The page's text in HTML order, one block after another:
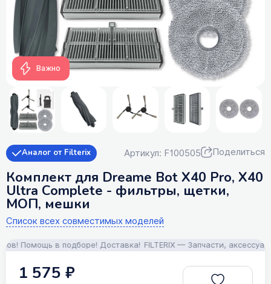
Важно
Аналог от Filterix Артикул: F100505 Поделиться
Комплект для Dreame Bot X40 Pro, X40
Ultra Complete - фильтры, щетки,
МОП, мешки
Список всех совместимых моделей
Помощь в подборе! Доставка! FILTERIX — Запчасти,
1 575 ₽